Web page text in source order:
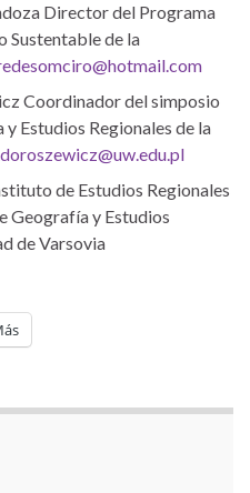
Director del Programa
Sustentable de la
Coordinador del simposio
Estudios Regionales de la
de Estudios Regionales
Geografía y Estudios
de Varsovia